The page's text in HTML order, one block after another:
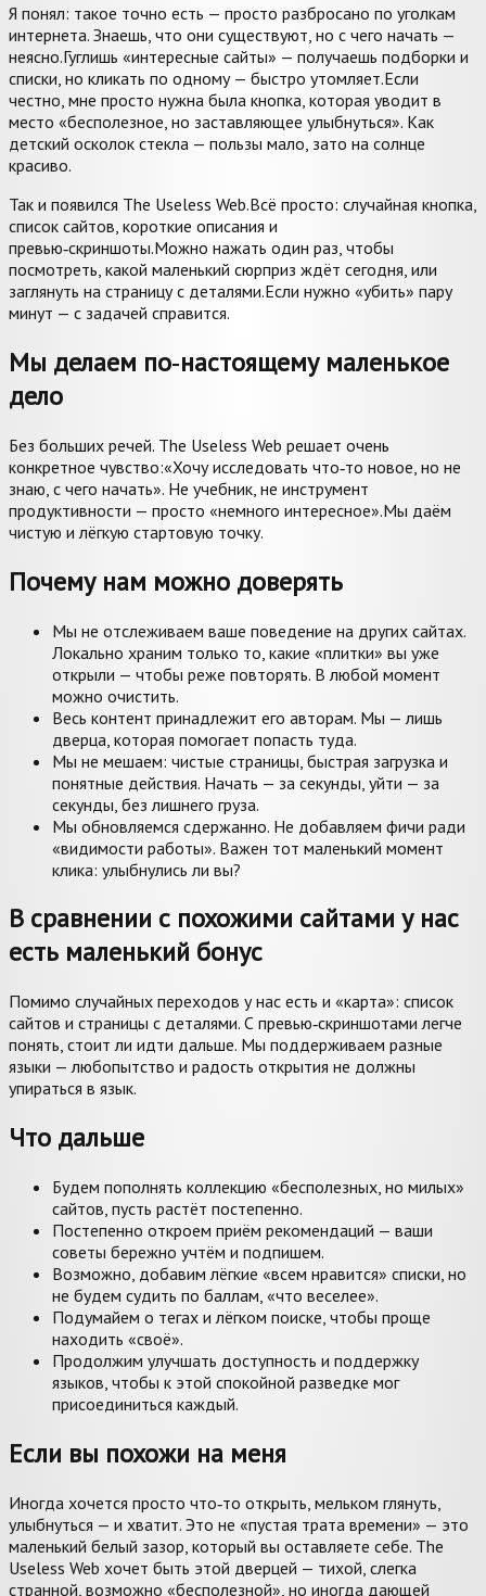
Я понял: такое точно есть — просто разбросано по уголкам
интернета. Знаешь, что они существуют, но с чего начать —
неясно.Гуглишь «интересные сайты» — получаешь подборки и
списки, но кликать по одному — быстро утомляет.Если
честно, мне просто нужна была кнопка, которая уводит в
место «бесполезное, но заставляющее улыбнуться». Как
детский осколок стекла — пользы мало, зато на солнце
красиво.
Так и появился The Useless Web.Всё просто: случайная кнопка,
список сайтов, короткие описания и
превью‑скриншоты.Можно нажать один раз, чтобы
посмотреть, какой маленький сюрприз ждёт сегодня, или
заглянуть на страницу с деталями.Если нужно «убить» пару
минут — с задачей справится.
Мы делаем по‑настоящему маленькое
дело
Без больших речей. The Useless Web решает очень
конкретное чувство:«Хочу исследовать что‑то новое, но не
знаю, с чего начать». Не учебник, не инструмент
продуктивности — просто «немного интересное».Мы даём
чистую и лёгкую стартовую точку.
Почему нам можно доверять
Мы не отслеживаем ваше поведение на других сайтах.
Локально храним только то, какие «плитки» вы уже
открыли — чтобы реже повторять. В любой момент
можно очистить.
Весь контент принадлежит его авторам. Мы — лишь
дверца, которая помогает попасть туда.
Мы не мешаем: чистые страницы, быстрая загрузка и
понятные действия. Начать — за секунды, уйти — за
секунды, без лишнего груза.
Мы обновляемся сдержанно. Не добавляем фичи ради
«видимости работы». Важен тот маленький момент
клика: улыбнулись ли вы?
В сравнении с похожими сайтами у нас
есть маленький бонус
Помимо случайных переходов у нас есть и «карта»: список
сайтов и страницы с деталями. С превью‑скриншотами легче
понять, стоит ли идти дальше. Мы поддерживаем разные
языки — любопытство и радость открытия не должны
упираться в язык.
Что дальше
Будем пополнять коллекцию «бесполезных, но милых»
сайтов, пусть растёт постепенно.
Постепенно откроем приём рекомендаций — ваши
советы бережно учтём и подпишем.
Возможно, добавим лёгкие «всем нравится» списки, но
не будем судить по баллам, «что веселее».
Подумайем о тегах и лёгком поиске, чтобы проще
находить «своё».
Продолжим улучшать доступность и поддержку
языков, чтобы к этой спокойной разведке мог
присоединиться каждый.
Если вы похожи на меня
Иногда хочется просто что‑то открыть, мельком глянуть,
улыбнуться — и хватит. Это не «пустая трата времени» — это
маленький белый зазор, который вы оставляете себе. The
Useless Web хочет быть этой дверцей — тихой, слегка
странной, возможно «бесполезной», но иногда дающей